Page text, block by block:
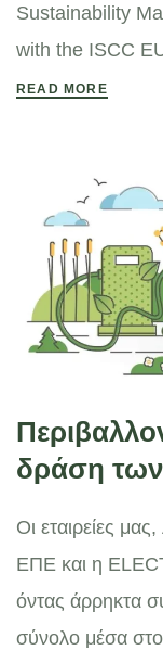
Sustainability
with the ISCC
READ MORE
δράση των
Οι εταιρείες
ΕΠΕ και η
όντας άρρηκτα
σύνολο μέσα στο